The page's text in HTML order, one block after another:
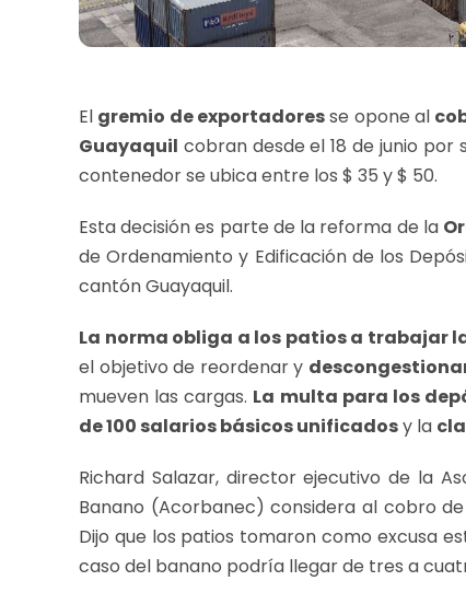
El gremio de exportadoresse opone al
Guayaquil cobran desde el 18 de junio por
contenedor se ubica entre los $ 35 y $ 50.
Esta decisión es parte de la reforma de la
de Ordenamiento y Edificación de los
cantón Guayaquil.
La norma obliga a los patios a trabajar
el objetivo de reordenar y
mueven las cargas. La multa para los
de 100 salarios básicos unificadosy la
Richard Salazar, director ejecutivo de la
Banano (Acorbanec) considera al cobro
Dijo que los patios tomaron como excusa
caso del banano podría llegar de tres a